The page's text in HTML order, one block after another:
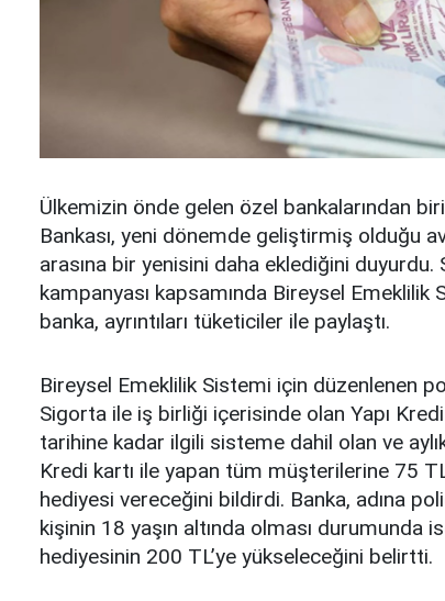
Ülkemizin önde gelen özel bankalarından
Bankası, yeni dönemde geliştirmiş olduğu
arasına bir yenisini daha eklediğini duyurdu.
kampanyası kapsamında Bireysel Emeklilik
banka, ayrıntıları tüketiciler ile paylaştı.
Bireysel Emeklilik Sistemi için düzenlenen
Sigorta ile iş birliği içerisinde olan Yapı Kredi
tarihine kadar ilgili sisteme dahil olan ve
Kredi kartı ile yapan tüm müşterilerine 75
hediyesi vereceğini bildirdi. Banka, adına
kişinin 18 yaşın altında olması durumunda
hediyesinin 200 TL’ye yükseleceğini belirtti.